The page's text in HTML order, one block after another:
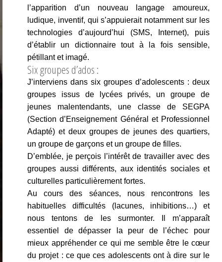
l’apparition d’un nouveau langage amoureux,
ludique, inventif, qui s’appuierait notamment sur les
technologies d’aujourd’hui (SMS, Internet), puis
d’établir un dictionnaire tout à la fois sensible,
pétillant et imagé.
Six groupes d’ados :
J’interviens dans six groupes d’adolescents : deux
groupes issus de lycées privés, un groupe de
jeunes malentendants, une classe de SEGPA
(Section d’Enseignement Général et Professionnel
Adapté) et deux groupes de jeunes des quartiers,
un groupe de garçons et un groupe de filles.
D’emblée, je perçois l’intérêt de travailler avec des
groupes aussi différents, aux identités sociales et
culturelles particulièrement fortes.
Au cours des séances, nous rencontrons les
habituelles difficultés (lacunes, inhibitions…) et
nous tentons de les surmonter. Il m’apparaît
essentiel de dépasser la peur de l’échec pour
mieux appréhender ce qui me semble être le cœur
du projet : ce que ces adolescents ont à dire sur le